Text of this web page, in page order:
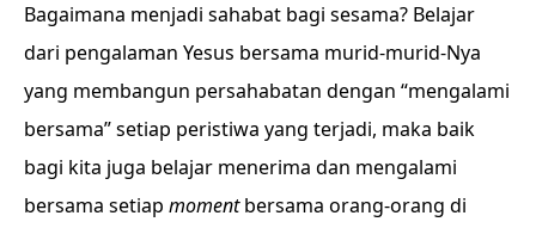
Bagaimana menjadi sahabat bagi sesama? Belajar
dari pengalaman Yesus bersama murid-murid-Nya
yang membangun persahabatan dengan “mengalami
bersama” setiap peristiwa yang terjadi, maka baik
bagi kita juga belajar menerima dan mengalami
bersama setiap momentbersama orang-orang di